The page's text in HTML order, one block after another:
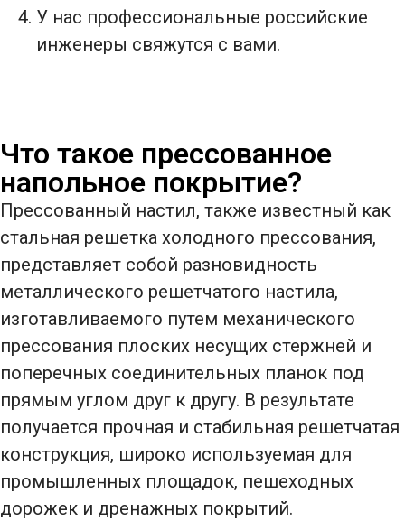
У нас профессиональные российские
инженеры свяжутся с вами.
Что такое прессованное
напольное покрытие?
Прессованный настил, также известный как
стальная решетка холодного прессования,
представляет собой разновидность
металлического решетчатого настила,
изготавливаемого путем механического
прессования плоских несущих стержней и
поперечных соединительных планок под
прямым углом друг к другу. В результате
получается прочная и стабильная решетчатая
конструкция, широко используемая для
промышленных площадок, пешеходных
дорожек и дренажных покрытий.